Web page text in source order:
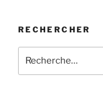
RECHERCHER
pour